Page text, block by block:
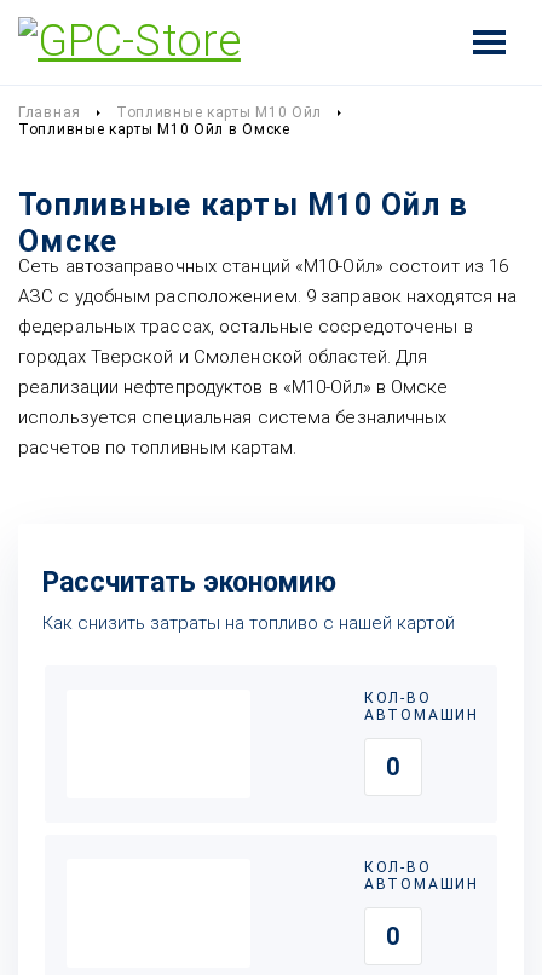
Главная
Топливные карты М10 Ойл
Топливные карты М10 Ойл в Омске
Топливные карты М10 Ойл в
Омске
Сеть автозаправочных станций «М10-Ойл» состоит из 16
АЗС с удобным расположением. 9 заправок находятся на
федеральных трассах, остальные сосредоточены в
городах Тверской и Смоленской областей. Для
реализации нефтепродуктов в «М10-Ойл» в Омске
используется специальная система безналичных
расчетов по топливным картам.
Рассчитать экономию
Как снизить затраты на топливо с нашей картой
КОЛ-ВО
АВТОМАШИН
КОЛ-ВО
АВТОМАШИН